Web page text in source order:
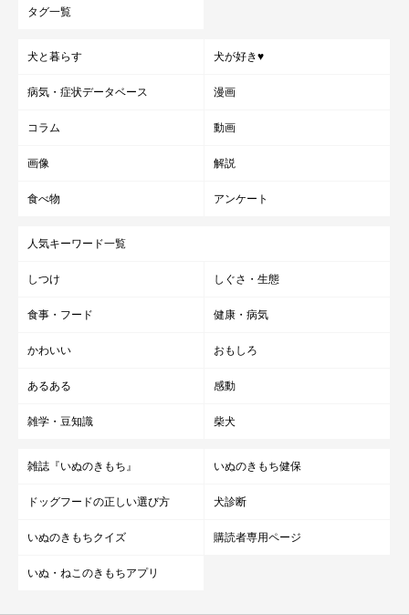
タグ一覧
犬と暮らす 犬が好き♥
病気・症状データベース 漫画
コラム 動画
画像 解説
食べ物 アンケート
人気キーワード一覧
しつけ しぐさ・生態
食事・フード 健康・病気
かわいい おもしろ
あるある 感動
雑学・豆知識 柴犬
雑誌『いぬのきもち』 いぬのきもち健保
ドッグフードの正しい選び方 犬診断
いぬのきもちクイズ 購読者専用ページ
いぬ・ねこのきもちアプリ